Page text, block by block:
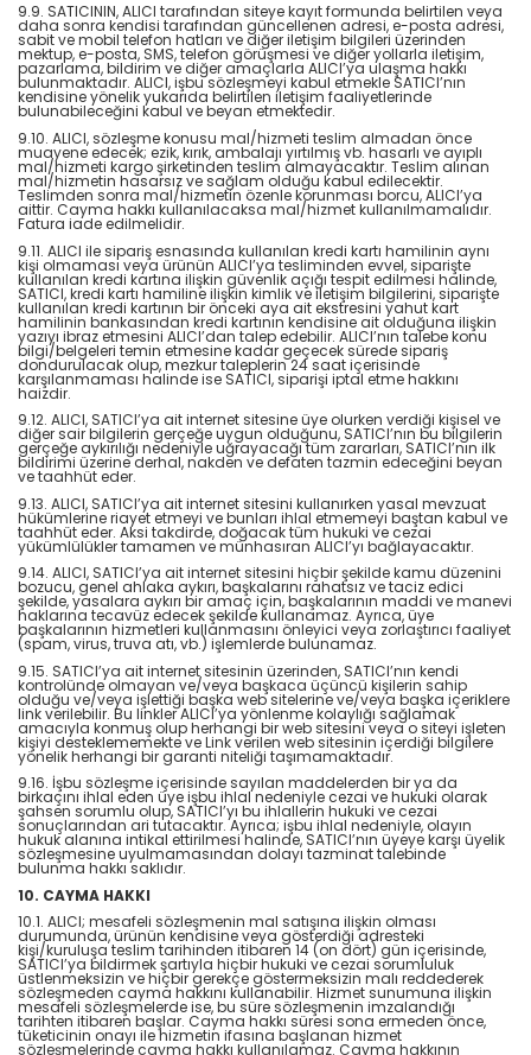
9.9. SATICININ, ALICI tarafından siteye kayıt formunda belirtilen veya
daha sonra kendisi tarafından güncellenen adresi, e-posta adresi,
sabit ve mobil telefon hatları ve diğer iletişim bilgileri üzerinden
mektup, e-posta, SMS, telefon görüşmesi ve diğer yollarla iletişim,
pazarlama, bildirim ve diğer amaçlarla ALICI’ya ulaşma hakkı
bulunmaktadır. ALICI, işbu sözleşmeyi kabul etmekle SATICI’nın
kendisine yönelik yukarıda belirtilen iletişim faaliyetlerinde
bulunabileceğini kabul ve beyan etmektedir.
9.10. ALICI, sözleşme konusu mal/hizmeti teslim almadan önce
muayene edecek; ezik, kırık, ambalajı yırtılmış vb. hasarlı ve ayıplı
mal/hizmeti kargo şirketinden teslim almayacaktır. Teslim alınan
mal/hizmetin hasarsız ve sağlam olduğu kabul edilecektir.
Teslimden sonra mal/hizmetin özenle korunması borcu, ALICI’ya
aittir. Cayma hakkı kullanılacaksa mal/hizmet kullanılmamalıdır.
Fatura iade edilmelidir.
9.11. ALICI ile sipariş esnasında kullanılan kredi kartı hamilinin aynı
kişi olmaması veya ürünün ALICI’ya tesliminden evvel, siparişte
kullanılan kredi kartına ilişkin güvenlik açığı tespit edilmesi halinde,
SATICI, kredi kartı hamiline ilişkin kimlik ve iletişim bilgilerini, siparişte
kullanılan kredi kartının bir önceki aya ait ekstresini yahut kart
hamilinin bankasından kredi kartının kendisine ait olduğuna ilişkin
yazıyı ibraz etmesini ALICI’dan talep edebilir. ALICI’nın talebe konu
bilgi/belgeleri temin etmesine kadar geçecek sürede sipariş
dondurulacak olup, mezkur taleplerin 24 saat içerisinde
karşılanmaması halinde ise SATICI, siparişi iptal etme hakkını
haizdir.
9.12. ALICI, SATICI’ya ait internet sitesine üye olurken verdiği kişisel ve
diğer sair bilgilerin gerçeğe uygun olduğunu, SATICI’nın bu bilgilerin
gerçeğe aykırılığı nedeniyle uğrayacağı tüm zararları, SATICI’nın ilk
bildirimi üzerine derhal, nakden ve defaten tazmin edeceğini beyan
ve taahhüt eder.
9.13. ALICI, SATICI’ya ait internet sitesini kullanırken yasal mevzuat
hükümlerine riayet etmeyi ve bunları ihlal etmemeyi baştan kabul ve
taahhüt eder. Aksi takdirde, doğacak tüm hukuki ve cezai
yükümlülükler tamamen ve münhasıran ALICI’yı bağlayacaktır.
9.14. ALICI, SATICI’ya ait internet sitesini hiçbir şekilde kamu düzenini
bozucu, genel ahlaka aykırı, başkalarını rahatsız ve taciz edici
şekilde, yasalara aykırı bir amaç için, başkalarının maddi ve manevi
haklarına tecavüz edecek şekilde kullanamaz. Ayrıca, üye
başkalarının hizmetleri kullanmasını önleyici veya zorlaştırıcı faaliyet
(spam, virus, truva atı, vb.) işlemlerde bulunamaz.
9.15. SATICI’ya ait internet sitesinin üzerinden, SATICI’nın kendi
kontrolünde olmayan ve/veya başkaca üçüncü kişilerin sahip
olduğu ve/veya işlettiği başka web sitelerine ve/veya başka içeriklere
link verilebilir. Bu linkler ALICI’ya yönlenme kolaylığı sağlamak
amacıyla konmuş olup herhangi bir web sitesini veya o siteyi işleten
kişiyi desteklememekte ve Link verilen web sitesinin içerdiği bilgilere
yönelik herhangi bir garanti niteliği taşımamaktadır.
9.16. İşbu sözleşme içerisinde sayılan maddelerden bir ya da
birkaçını ihlal eden üye işbu ihlal nedeniyle cezai ve hukuki olarak
şahsen sorumlu olup, SATICI’yı bu ihlallerin hukuki ve cezai
sonuçlarından ari tutacaktır. Ayrıca; işbu ihlal nedeniyle, olayın
hukuk alanına intikal ettirilmesi halinde, SATICI’nın üyeye karşı üyelik
sözleşmesine uyulmamasından dolayı tazminat talebinde
bulunma hakkı saklıdır.
10. CAYMA HAKKI
10.1. ALICI; mesafeli sözleşmenin mal satışına ilişkin olması
durumunda, ürünün kendisine veya gösterdiği adresteki
kişi/kuruluşa teslim tarihinden itibaren 14 (on dört) gün içerisinde,
SATICI’ya bildirmek şartıyla hiçbir hukuki ve cezai sorumluluk
üstlenmeksizin ve hiçbir gerekçe göstermeksizin malı reddederek
sözleşmeden cayma hakkını kullanabilir. Hizmet sunumuna ilişkin
mesafeli sözleşmelerde ise, bu süre sözleşmenin imzalandığı
tarihten itibaren başlar. Cayma hakkı süresi sona ermeden önce,
tüketicinin onayı ile hizmetin ifasına başlanan hizmet
sözleşmelerinde cayma hakkı kullanılamaz. Cayma hakkının